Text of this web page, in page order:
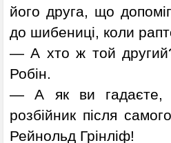
його друга, що
до шибениці, коли
— А хто ж той
Робін.
— А як ви
розбійник після
Рейнольд Грінліф!